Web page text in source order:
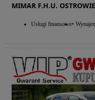
MIMAR F.H.U.
Usługi finansowe